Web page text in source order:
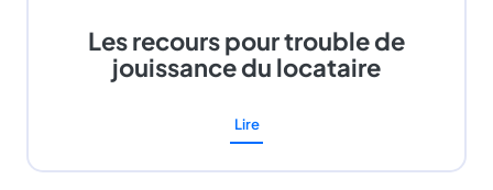
Les recours pour trouble de
jouissance du locataire
Lire